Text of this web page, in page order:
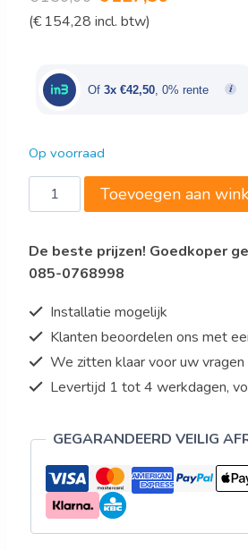
prijs
€150,00.€127,50.
(€ 154,28 incl. btw)
Of 3x €42,50 , 0% rente
Op voorraad
400
RVS
1600
INCL.
aantal
Toevoegen aan
De beste prijzen! Goedkoper
085-0768998
Installatie mogelijk
Klanten beoordelen ons met
We zitten klaar voor uw vragen
Levertijd 1 tot 4 werkdagen,
GEGARANDEERD VEILIG